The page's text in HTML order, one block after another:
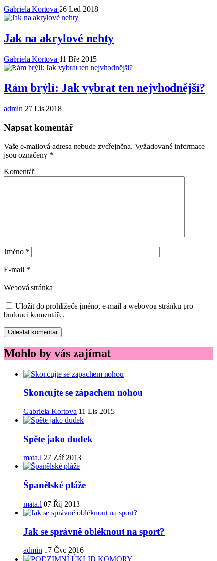
Gabriela Kortova 26 Led 2018
Jak na akrylové nehty
Gabriela Kortova 11 Bře 2015
Rám brýlí: Jak vybrat ten nejvhodnější?
admin 27 Lis 2018
Napsat komentář
Vaše e-mailová adresa nebude zveřejněna. Vyžadované informace
jsou označeny *
Komentář
Jméno *
E-mail *
Webová stránka
Uložit do prohlížeče jméno, e-mail a webovou stránku pro
budoucí komentáře.
Mohlo by vás zajímat
Skoncujte se zápachem nohou
Gabriela Kortova 11 Lis 2015
Spěte jako dudek
mata.l 27 Zář 2013
Španělské pláže
mata.l 07 Říj 2013
Jak se správně obléknout na sport?
admin 17 Čvc 2016